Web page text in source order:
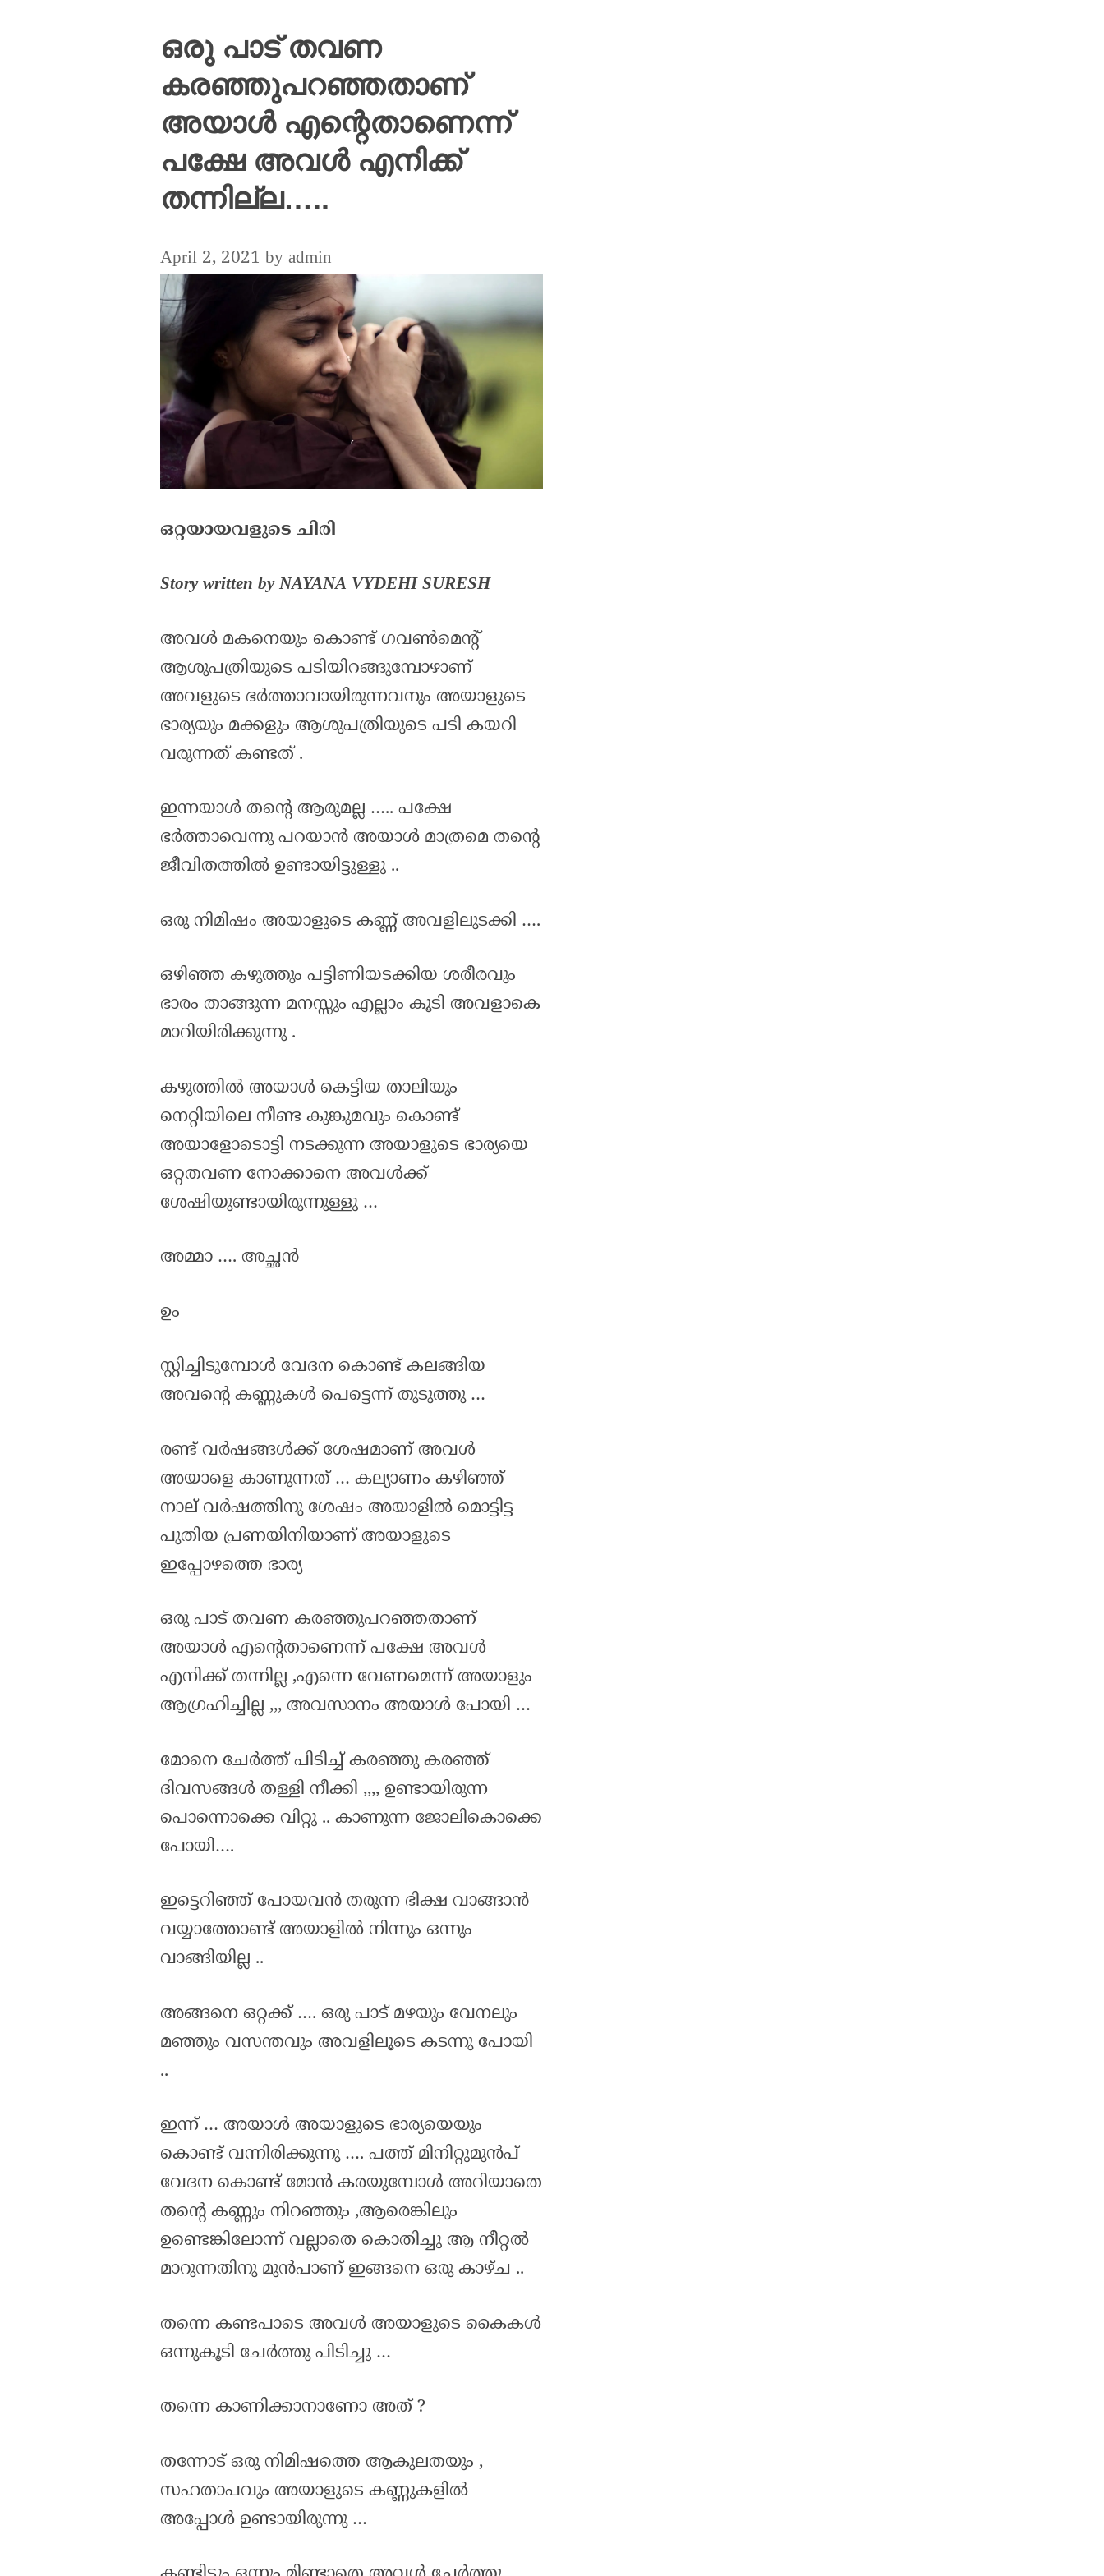
ഒരു പാട് തവണ
കരഞ്ഞുപറഞ്ഞതാണ്
അയാൾ എന്റെതാണെന്ന്
പക്ഷേ അവൾ എനിക്ക്
തന്നില്ല…..
April 2, 2021 by admin
ഒറ്റയായവളുടെ ചിരി
Story written by NAYANA VYDEHI SURESH
അവൾ മകനെയും കൊണ്ട് ഗവൺമെന്റ്‌
ആശുപത്രിയുടെ പടിയിറങ്ങുമ്പോഴാണ്
അവളുടെ ഭർത്താവായിരുന്നവനും അയാളുടെ
ഭാര്യയും മക്കളും ആശുപത്രിയുടെ പടി കയറി
വരുന്നത് കണ്ടത് .
ഇന്നയാൾ തന്റെ ആരുമല്ല ….. പക്ഷേ
ഭർത്താവെന്നു പറയാൻ അയാൾ മാത്രമെ തന്റെ
ജീവിതത്തിൽ ഉണ്ടായിട്ടുള്ളു ..
ഒരു നിമിഷം അയാളുടെ കണ്ണ് അവളിലുടക്കി ….
ഒഴിഞ്ഞ കഴുത്തും പട്ടിണിയടക്കിയ ശരീരവും
ഭാരം താങ്ങുന്ന മനസ്സും എല്ലാം കൂടി അവളാകെ
മാറിയിരിക്കുന്നു .
കഴുത്തിൽ അയാൾ കെട്ടിയ താലിയും
നെറ്റിയിലെ നീണ്ട കുങ്കുമവും കൊണ്ട്
അയാളോടൊട്ടി നടക്കുന്ന അയാളുടെ ഭാര്യയെ
ഒറ്റതവണ നോക്കാനെ അവൾക്ക്
ശേഷിയുണ്ടായിരുന്നുള്ളു …
അമ്മാ …. അച്ഛൻ
ഉം
സ്റ്റിച്ചിടുമ്പോൾ വേദന കൊണ്ട് കലങ്ങിയ
അവന്റെ കണ്ണുകൾ പെട്ടെന്ന് തുടുത്തു …
രണ്ട് വർഷങ്ങൾക്ക് ശേഷമാണ് അവൾ
അയാളെ കാണുന്നത് … കല്യാണം കഴിഞ്ഞ്
നാല് വർഷത്തിനു ശേഷം അയാളിൽ മൊട്ടിട്ട
പുതിയ പ്രണയിനിയാണ് അയാളുടെ
ഇപ്പോഴത്തെ ഭാര്യ
ഒരു പാട് തവണ കരഞ്ഞുപറഞ്ഞതാണ്
അയാൾ എന്റെതാണെന്ന് പക്ഷേ അവൾ
എനിക്ക് തന്നില്ല ,എന്നെ വേണമെന്ന് അയാളും
ആഗ്രഹിച്ചില്ല ,,, അവസാനം അയാൾ പോയി …
മോനെ ചേർത്ത് പിടിച്ച് കരഞ്ഞു കരഞ്ഞ്
ദിവസങ്ങൾ തള്ളി നീക്കി ,,,, ഉണ്ടായിരുന്ന
പൊന്നൊക്കെ വിറ്റു .. കാണുന്ന ജോലികൊക്കെ
പോയി….
ഇട്ടെറിഞ്ഞ് പോയവൻ തരുന്ന ഭിക്ഷ വാങ്ങാൻ
വയ്യാത്തോണ്ട് അയാളിൽ നിന്നും ഒന്നും
വാങ്ങിയില്ല ..
അങ്ങനെ ഒറ്റക്ക് …. ഒരു പാട് മഴയും വേനലും
മഞ്ഞും വസന്തവും അവളിലൂടെ കടന്നു പോയി
..
ഇന്ന് … അയാൾ അയാളുടെ ഭാര്യയെയും
കൊണ്ട് വന്നിരിക്കുന്നു …. പത്ത് മിനിറ്റുമുൻപ്
വേദന കൊണ്ട് മോൻ കരയുമ്പോൾ അറിയാതെ
തന്റെ കണ്ണും നിറഞ്ഞും ,ആരെങ്കിലും
ഉണ്ടെങ്കിലോന്ന് വല്ലാതെ കൊതിച്ചു ആ നീറ്റൽ
മാറുന്നതിനു മുൻപാണ് ഇങ്ങനെ ഒരു കാഴ്ച ..
തന്നെ കണ്ടപാടെ അവൾ അയാളുടെ കൈകൾ
ഒന്നുകൂടി ചേർത്തു പിടിച്ചു …
തന്നെ കാണിക്കാനാണോ അത് ?
തന്നോട് ഒരു നിമിഷത്തെ ആകുലതയും ,
സഹതാപവും അയാളുടെ കണ്ണുകളിൽ
അപ്പോൾ ഉണ്ടായിരുന്നു …